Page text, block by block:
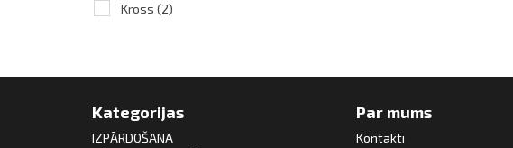
Kross (2)
Kategorijas
IZPĀRDOŠANA
Par mums
Kontakti